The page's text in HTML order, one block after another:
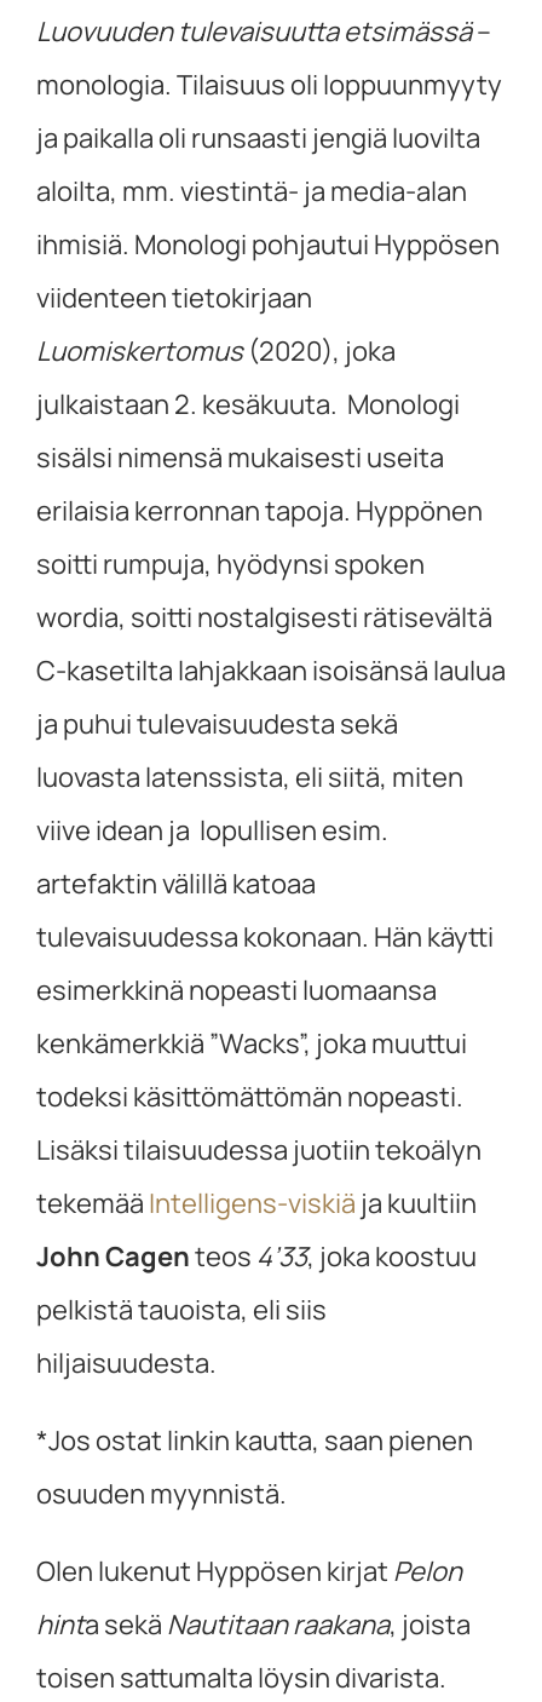
Luovuuden tulevaisuutta etsimässä–
monologia. Tilaisuus oli loppuunmyyty
ja paikalla oli runsaasti jengiä luovilta
aloilta, mm. viestintä- ja media-alan
ihmisiä. Monologi pohjautui Hyppösen
viidenteen tietokirjaan
Luomiskertomus(2020), joka
julkaistaan 2. kesäkuuta. Monologi
sisälsi nimensä mukaisesti useita
erilaisia kerronnan tapoja. Hyppönen
soitti rumpuja, hyödynsi spoken
wordia, soitti nostalgisesti rätisevältä
C-kasetilta lahjakkaan isoisänsä laulua
ja puhui tulevaisuudesta sekä
luovasta latenssista, eli siitä, miten
viive idean ja lopullisen esim.
artefaktin välillä katoaa
tulevaisuudessa kokonaan. Hän käytti
esimerkkinä nopeasti luomaansa
kenkämerkkiä ”Wacks”, joka muuttui
todeksi käsittömättömän nopeasti.
Lisäksi tilaisuudessa juotiin tekoälyn
tekemää Intelligens-viskiä ja kuultiin
John Cagenteos 4’33, joka koostuu
pelkistä tauoista, eli siis
hiljaisuudesta.
*Jos ostat linkin kautta, saan pienen
osuuden myynnistä.
Olen lukenut Hyppösen kirjat Pelon
hinta sekä Nautitaan raakana, joista
toisen sattumalta löysin divarista.